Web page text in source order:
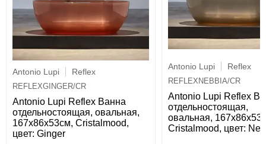
Antonio Lupi Reflex
REFLEXGINGER/CR
Antonio Lupi Reflex Ванна
отдельностоящая, овальная,
167х86х53см, Cristalmood,
цвет: Ginger
Antonio Lupi Reflex
REFLEXNEBBIA/CR
Antonio Lupi Reflex
отдельностоящая,
овальная,
Cristalmood, цвет: